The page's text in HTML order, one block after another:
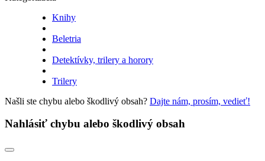
Knihy
Beletria
Detektívky, trilery a horory
Trilery
Našli ste chybu alebo škodlivý obsah? Dajte nám, prosím, vedieť!
Nahlásiť chybu alebo škodlivý obsah